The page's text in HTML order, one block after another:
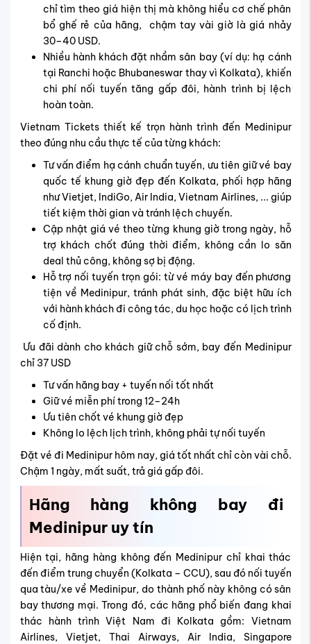
chỉ tìm theo giá hiện thị mà không hiểu cơ chế phân
bổ ghế rẻ của hãng, chậm tay vài giờ là giá nhảy
30–40 USD.
Nhiều hành khách đặt nhầm sân bay (ví dụ: hạ cánh
tại Ranchi hoặc Bhubaneswar thay vì Kolkata), khiến
chi phí nối tuyến tăng gấp đôi, hành trình bị lệch
hoàn toàn.
Vietnam Tickets thiết kế trọn hành trình đến Medinipur
theo đúng nhu cầu thực tế của từng khách:
Tư vấn điểm hạ cánh chuẩn tuyến, ưu tiên giữ vé bay
quốc tế khung giờ đẹp đến Kolkata, phối hợp hãng
như Vietjet, IndiGo, Air India, Vietnam Airlines, ... giúp
tiết kiệm thời gian và tránh lệch chuyến.
Cập nhật giá vé theo từng khung giờ trong ngày, hỗ
trợ khách chốt đúng thời điểm, không cần lo săn
deal thủ công, không sợ bị động.
Hỗ trợ nối tuyến trọn gói: từ vé máy bay đến phương
tiện về Medinipur, tránh phát sinh, đặc biệt hữu ích
với hành khách đi công tác, du học hoặc có lịch trình
cố định.
Ưu đãi dành cho khách giữ chỗ sớm, bay đến Medinipur
chỉ 37 USD
Tư vấn hãng bay + tuyến nối tốt nhất
Giữ vé miễn phí trong 12–24h
Ưu tiên chốt vé khung giờ đẹp
Không lo lệch lịch trình, không phải tự nối tuyến
Đặt vé đi Medinipur hôm nay, giá tốt nhất chỉ còn vài chỗ.
Chậm 1 ngày, mất suất, trả giá gấp đôi.
Hãng hàng không bay đi
Medinipur uy tín
Hiện tại, hãng hàng không đến Medinipur chỉ khai thác
đến điểm trung chuyển (Kolkata – CCU), sau đó nối tuyến
qua tàu/xe về Medinipur, do thành phố này không có sân
bay thương mại. Trong đó, các hãng phổ biến đang khai
thác hành trình Việt Nam đi Kolkata gồm: Vietnam
Airlines, Vietjet, Thai Airways, Air India, Singapore